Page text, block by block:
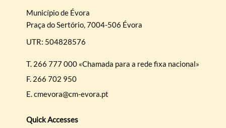
Município de Évora
Praça do Sertório, 7004-506 Évora
UTR: 504828576
T. 266 777 000 «Chamada para a rede fixa nacional»
F. 266 702 950
E.cmevora@cm-evora.pt
Quick Accesses